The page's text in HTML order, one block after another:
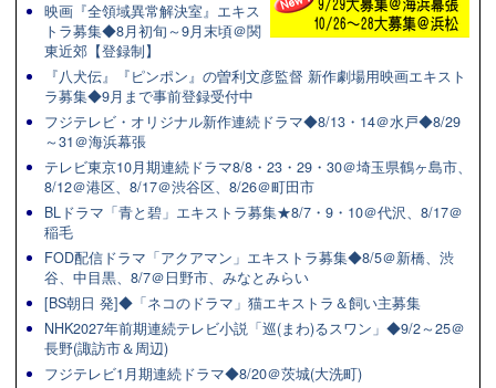
映画『全領域異常解決室』エキス
トラ募集◆8月初旬～9月末頃＠関
東近郊【登録制】
『八犬伝』『ピンポン』の曽利文彦監督 新作劇場用映画エキスト
ラ募集◆9月まで事前登録受付中
フジテレビ・オリジナル新作連続ドラマ◆8/13・14＠水戸◆8/29
～31＠海浜幕張
テレビ東京10月期連続ドラマ8/8・23・29・30＠埼玉県鶴ヶ島市、
8/12＠港区、8/17＠渋谷区、8/26＠町田市
BLドラマ「青と碧」エキストラ募集★8/7・9・10＠代沢、8/17＠
稲毛
FOD配信ドラマ「アクアマン」エキストラ募集◆8/5＠新橋、渋
谷、中目黒、8/7＠日野市、みなとみらい
[BS朝日 発]◆「ネコのドラマ」猫エキストラ＆飼い主募集
NHK2027年前期連続テレビ小説「巡(まわ)るスワン」◆9/2～25＠
長野(諏訪市＆周辺)
フジテレビ1月期連続ドラマ◆8/20＠茨城(大洗町)